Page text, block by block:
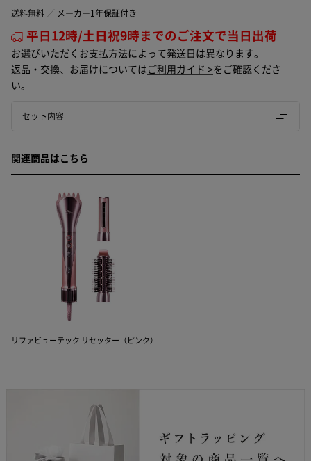
送料無料 メーカー1年保証付き
平日12時/土日祝9時までのご注文で当日出荷
お選びいただくお支払方法によって発送日は異なります。
返品・交換、お届けについては ご利用ガイド >をご確認くださ
い。
セット内容
関連商品はこちら
リファビューテック リセッター（ピンク）